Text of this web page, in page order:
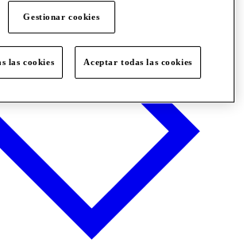
Gestionar cookies
las cookies Aceptar todas las cookies